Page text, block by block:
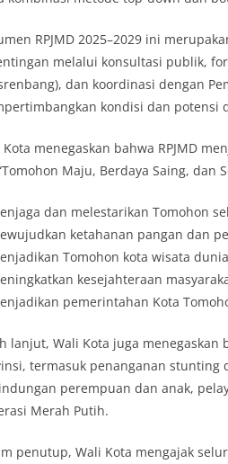
RPJMD 2025–2029 ini
melalui konsultasi publik,
dan koordinasi dengan
kondisi dan potensi
Kota menegaskan bahwa RPJMD
Maju, Berdaya Saing,
dan melestarikan Tomohon
ketahanan pangan dan
Tomohon kota wisata
kesejahteraan
pemerintahan Kota
lanjut, Wali Kota juga menegaskan
termasuk penanganan stunting
perempuan dan anak,
Merah Putih.
penutup, Wali Kota mengajak